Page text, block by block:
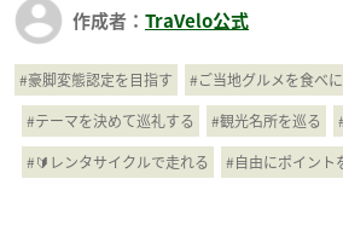
作成者： TraVelo公式
#豪脚変態認定を目指す #ご当地グルメを食べに
#テーマを決めて巡礼する
#観光名所を巡る
#🔰レンタサイクルで走れる
#自由にポイント